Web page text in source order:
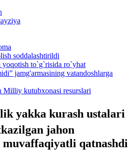
soddalashtirildi
to`g`risida ro`yhat
jamg'armasining vatandoshlarga
Milliy kutubxonasi resurslari
yakka kurash ustalari
jahon
muvaffaqiyatli qatnashdi